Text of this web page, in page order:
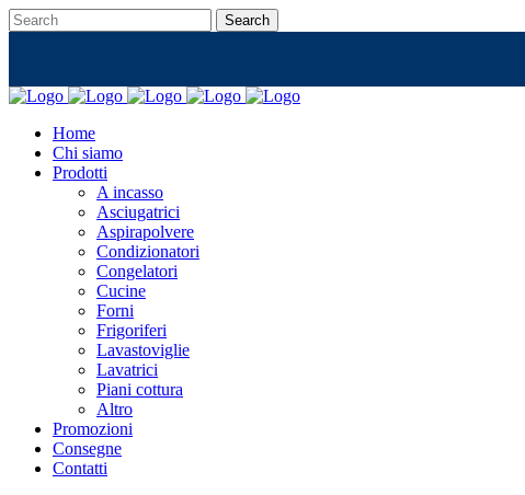
Home
Chi siamo
Prodotti
A incasso
Asciugatrici
Aspirapolvere
Condizionatori
Congelatori
Cucine
Forni
Frigoriferi
Lavastoviglie
Lavatrici
Piani cottura
Altro
Promozioni
Consegne
Contatti